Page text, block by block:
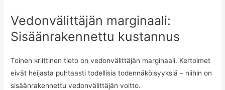
Vedonvälittäjän marginaali:
Sisäänrakennettu kustannus
Toinen kriittinen tieto on vedonvälittäjän marginaali. Kertoimet
eivät heijasta puhtaasti todellisia todennäköisyyksiä – niihin on
sisäänrakennettu vedonvälittäjän voitto.